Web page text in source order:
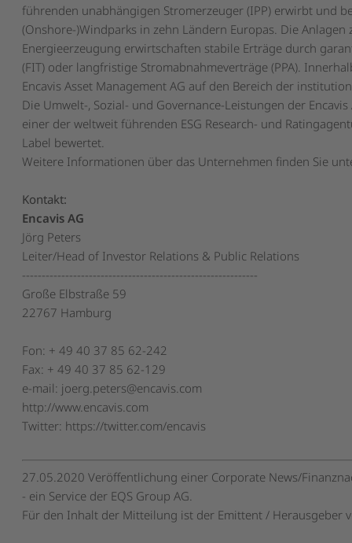
führenden unabhängigen Stromerzeuger (IPP) erwirbt und
(Onshore-)Windparks in zehn Ländern Europas. Die
Energieerzeugung erwirtschaften stabile Erträge durch
(FIT) oder langfristige Stromabnahmeverträge (PPA).
Encavis Asset Management AG auf den Bereich der
Die Umwelt-, Sozial- und Governance-Leistungen der
einer der weltweit führenden ESG Research- und
Label bewertet.
Weitere Informationen über das Unternehmen finden Sie
Kontakt:
Encavis AG
Jörg Peters
Leiter/Head of Investor Relations & Public Relations
------------------------------------------------------------
Große Elbstraße 59
22767 Hamburg
Fon: + 49 40 37 85 62-242
Fax: + 49 40 37 85 62-129
e-mail: joerg.peters@encavis.com
http://www.encavis.com
Twitter: https://twitter.com/encavis
27.05.2020 Veröffentlichung einer Corporate News/
- ein Service der EQS Group AG.
Für den Inhalt der Mitteilung ist der Emittent / Herausgeber